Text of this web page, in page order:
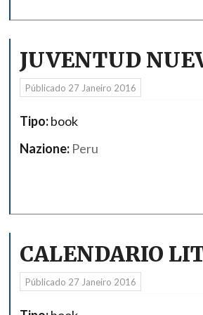
JUVENTUD
Públicado 27 Janeiro 2016
Tipo:book
Nazione: Peru
CALENDARIO
Públicado 27 Janeiro 2016